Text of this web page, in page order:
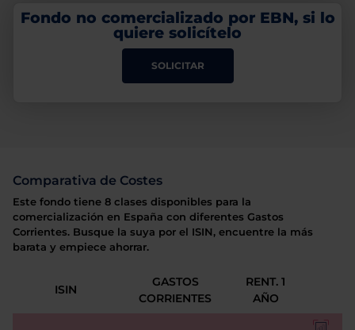
Fondo no comercializado por EBN, si lo
quiere solicítelo
SOLICITAR
Comparativa de Costes
Este fondo tiene 8 clases disponibles para la
comercialización en España con diferentes Gastos
Corrientes. Busque la suya por el ISIN, encuentre la más
barata y empiece ahorrar.
ISIN
GASTOS
CORRIENTES
RENT. 1
AÑO